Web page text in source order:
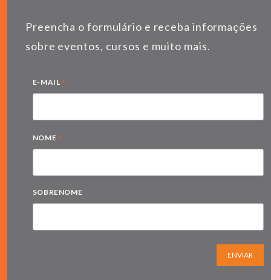
Preencha o formulário e receba informações
sobre eventos, cursos e muito mais.
E-MAIL *
NOME *
SOBRENOME
ENVIAR